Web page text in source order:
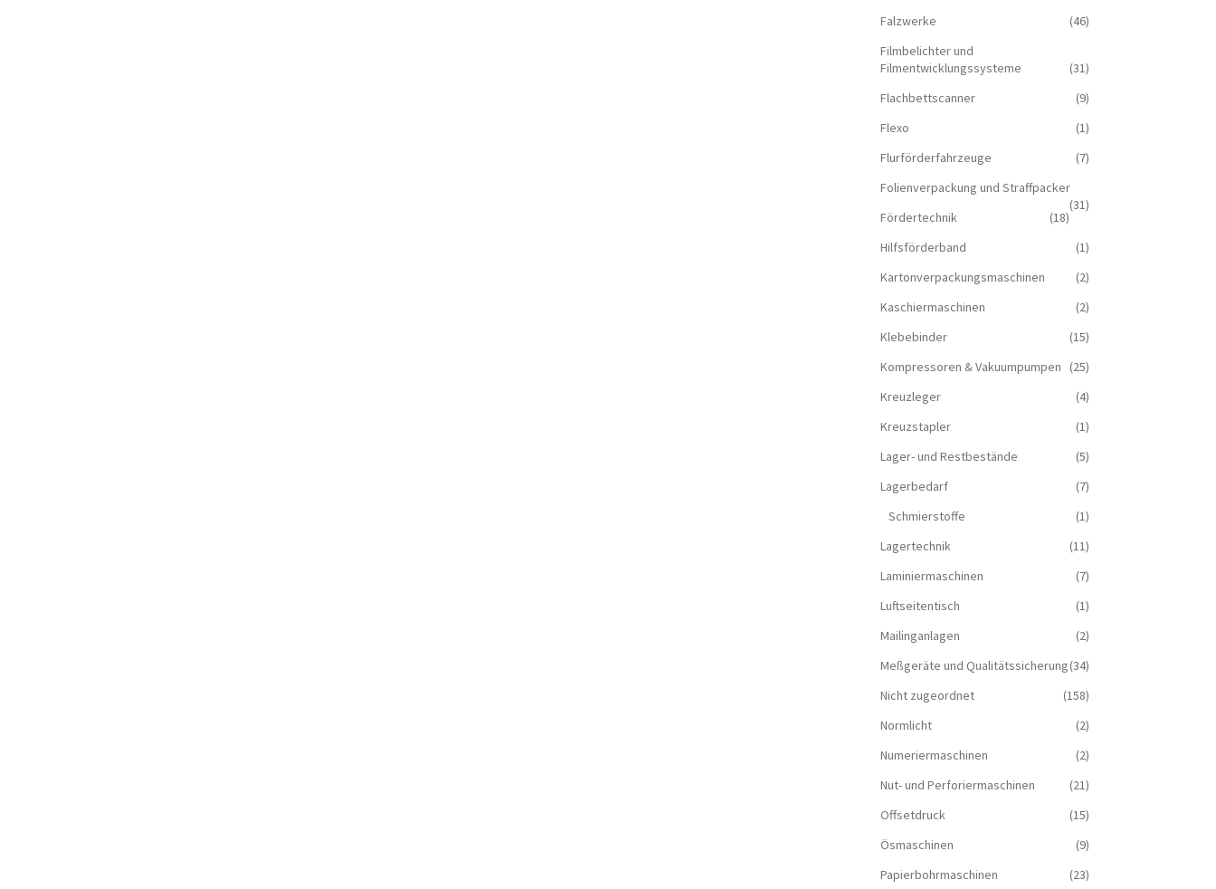
Falzwerke
(46)
Filmbelichter und
Filmentwicklungssysteme
(31)
Flachbettscanner
(9)
Flexo
(1)
Flurförderfahrzeuge
(7)
Folienverpackung und Straffpacker
(31)
Fördertechnik
(18)
Hilfsförderband
(1)
Kartonverpackungsmaschinen
(2)
Kaschiermaschinen
(2)
Klebebinder
(15)
Kompressoren & Vakuum­pumpen
(25)
Kreuzleger
(4)
Kreuzstapler
(1)
Lager- und Restbestände
(5)
Lagerbedarf
(7)
Schmierstoffe
(1)
Lagertechnik
(11)
Laminiermaschinen
(7)
Luftseitentisch
(1)
Mailinganlagen
(2)
Meßgeräte und Qualitätssicherung(34)
Nicht zugeordnet
(158)
Normlicht
(2)
Numeriermaschinen
(2)
Nut- und Perforiermaschinen
(21)
Offsetdruck
(15)
Ösmaschinen
(9)
Papierbohrmaschinen
(23)